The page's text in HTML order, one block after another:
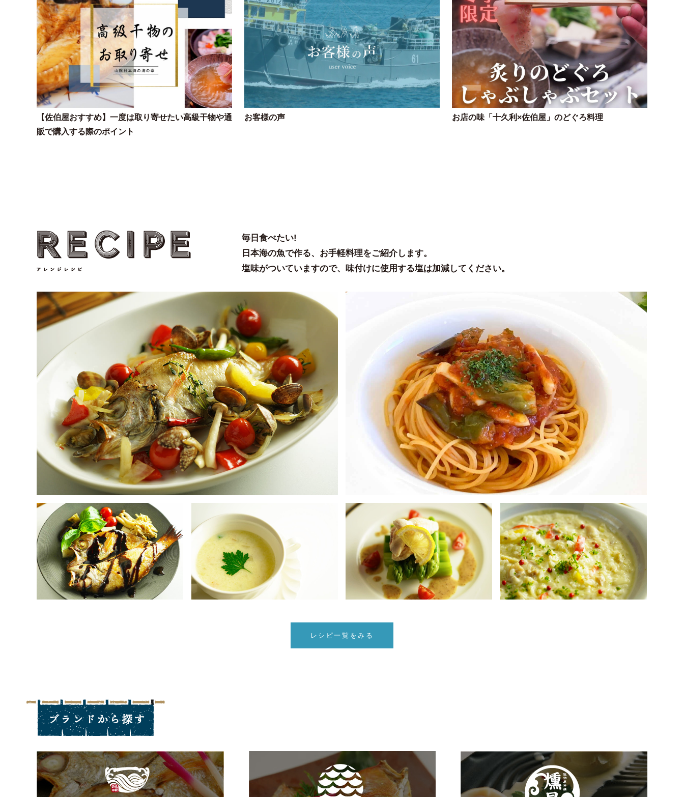
【佐伯屋おすすめ】一度は取り寄せたい高級干物や通
販で購入する際のポイント
お客様の声 お店の味「十久利×佐伯屋」のどぐろ料理
毎日食べたい!
日本海の魚で作る、お手軽料理をご紹介します。
塩味がついていますので、味付けに使用する塩は加減してください。
レシピ一覧をみる